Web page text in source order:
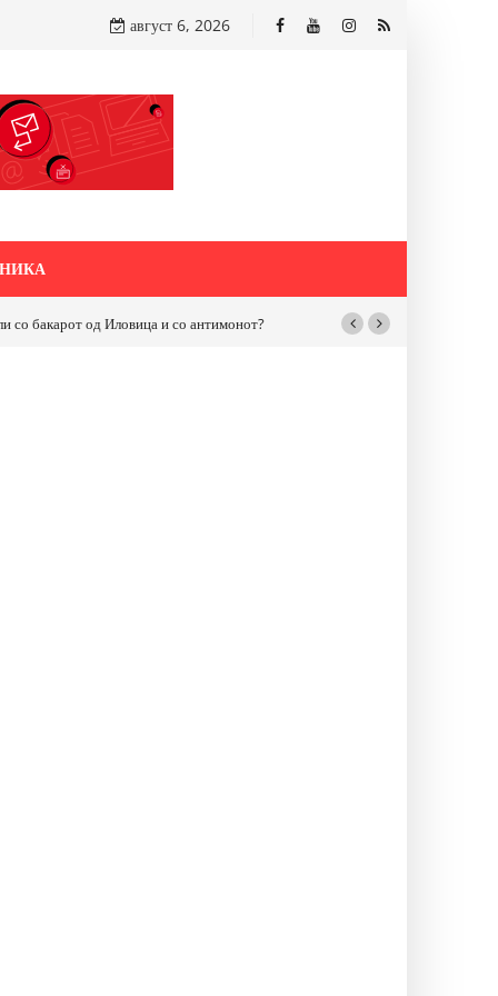
август 6, 2026
во Струмица